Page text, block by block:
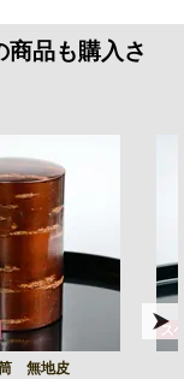
商品も購入さ
無地皮